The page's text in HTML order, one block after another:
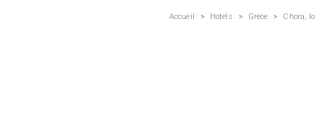
Accueil > Hotels > Grèce > Chora,